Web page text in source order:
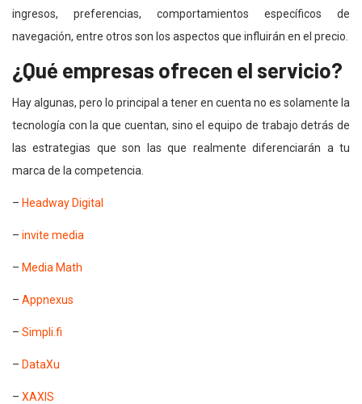
ingresos, preferencias, comportamientos específicos de
navegación, entre otros son los aspectos que influirán en el precio.
¿Qué empresas ofrecen el servicio?
Hay algunas, pero lo principal a tener en cuenta no es solamente la
tecnología con la que cuentan, sino el equipo de trabajo detrás de
las estrategias que son las que realmente diferenciarán a tu
marca de la competencia.
– Headway Digital
– invite media
– Media Math
– Appnexus
– Simpli.fi
– DataXu
– XAXIS